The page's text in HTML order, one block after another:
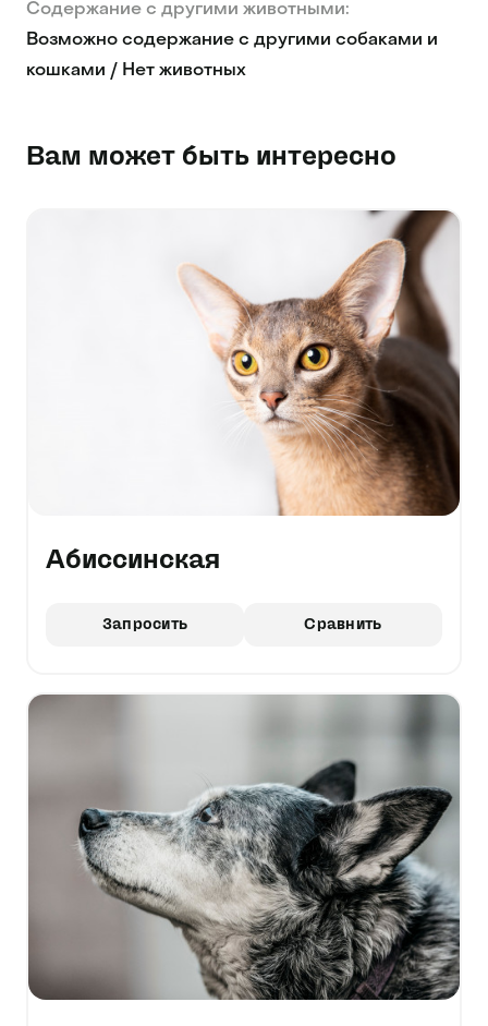
Содержание с другими животными:
Возможно содержание с другими собаками и
кошками / Нет животных
Вам может быть интересно
Абиссинская
Запросить Сравнить